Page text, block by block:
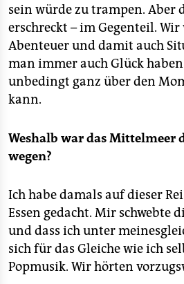
sein würde zu trampen. Aber
erschreckt – im Gegenteil.
Abenteuer und damit auch
man immer auch Glück
unbedingt ganz über den
kann.
Weshalb war das Mittelmeer
wegen?
Ich habe damals auf dieser
Essen gedacht. Mir schwebte
und dass ich unter
sich für das Gleiche wie ich
Popmusik. Wir hörten